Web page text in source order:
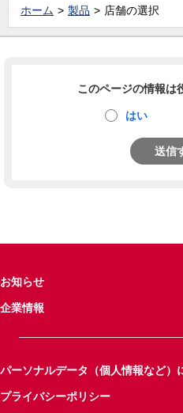
ホーム 製品 店舗の選択
このページの情報は
はい
送信
お知らせ
企業情報
パーソナルデータ（個人情報など）
プライバシーポリシー